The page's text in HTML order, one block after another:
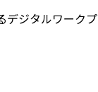
デジタルワークプ